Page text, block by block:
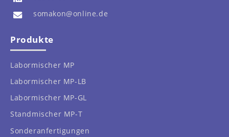
somakon@online.de
Produkte
Labormischer MP
Labormischer MP-LB
Labormischer MP-GL
Standmischer MP-T
Sonderanfertigungen